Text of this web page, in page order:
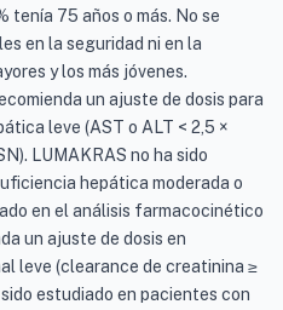
tenía 75 años o más. No se
en la seguridad ni en la
y los más jóvenes.
un ajuste de dosis para
leve (AST o ALT < 2,5 ×
LUMAKRAS no ha sido
hepática moderada o
en el análisis farmacocinético
un ajuste de dosis en
leve (clearance de creatinina ≥
estudiado en pacientes con